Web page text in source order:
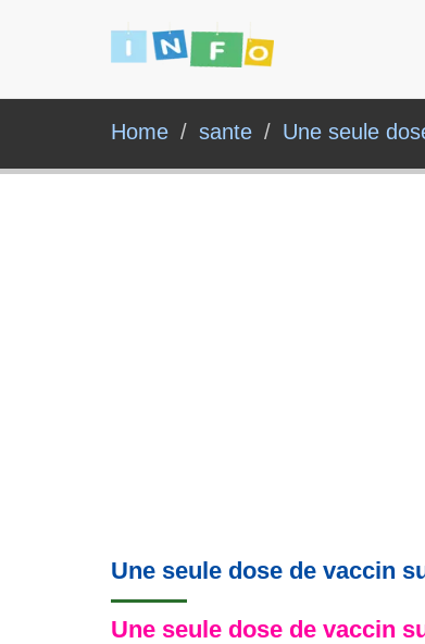
Home sante Une seule
Une seule dose de vaccin
Une seule dose de vaccin